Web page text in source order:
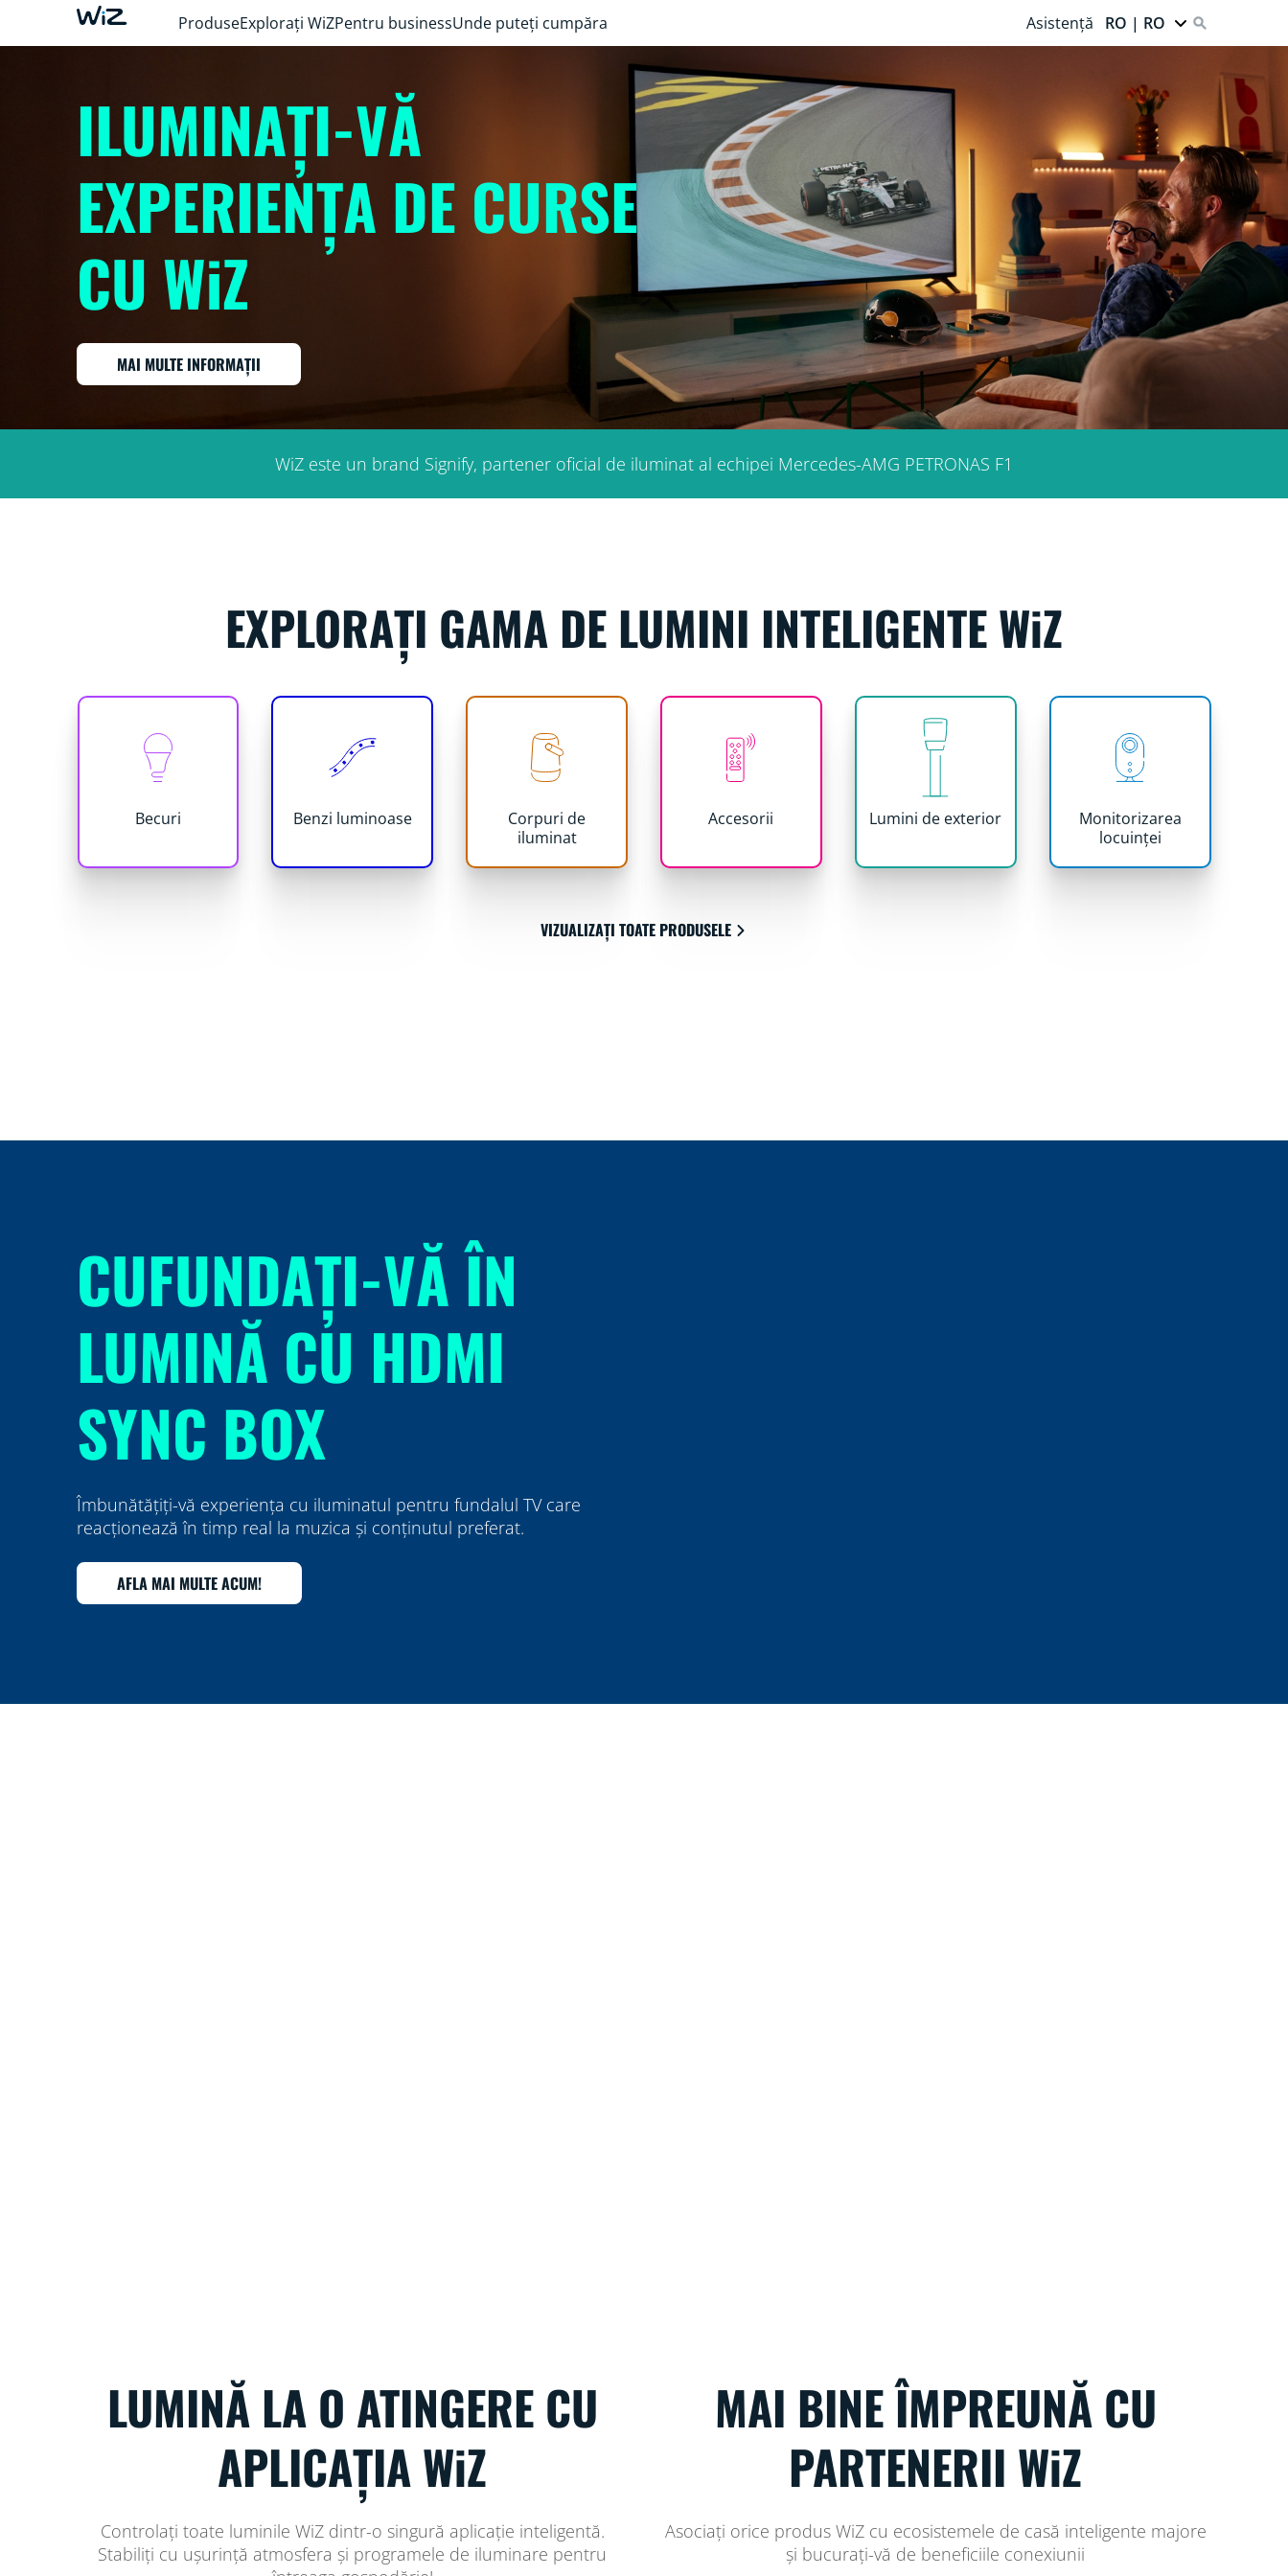
ProduseExplorați WiZPentru businessUnde puteți cumpăra Asistență RO | RO
ILUMINAȚI-VĂ
EXPERIENȚA DE CURSE
CU WiZ
MAI MULTE INFORMAȚII
WiZ este un brand Signify, partener oficial de iluminat al echipei Mercedes-AMG PETRONAS F1
EXPLORAȚI GAMA DE LUMINI INTELIGENTE WiZ
Becuri Benzi luminoase
Corpuri de
iluminat
Accesorii Lumini de exterior
Monitorizarea
locuinței
VIZUALIZAȚI TOATE PRODUSELE
CUFUNDAȚI-VĂ ÎN
LUMINĂ CU HDMI
SYNC BOX
Îmbunătățiți-vă experiența cu iluminatul pentru fundalul TV care
reacționează în timp real la muzica și conținutul preferat.
AFLA MAI MULTE ACUM!
LUMINĂ LA O ATINGERE CU
APLICAȚIA WiZ
Controlați toate luminile WiZ dintr-o singură aplicație inteligentă.
Stabiliți cu ușurință atmosfera și programele de iluminare pentru
MAI BINE ÎMPREUNĂ CU
PARTENERII WiZ
Asociați orice produs WiZ cu ecosistemele de casă inteligente majore
și bucurați-vă de beneficiile conexiunii